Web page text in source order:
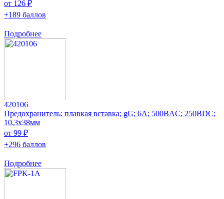
от 126 ₽
+189 баллов
Подробнее
420106
Предохранитель: плавкая вставка; gG; 6А; 500ВAC; 250ВDC;
10,3x38мм
от 99 ₽
+296 баллов
Подробнее